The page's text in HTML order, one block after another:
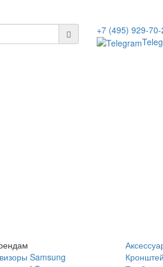
+7 (495) 929-70-
Samsung